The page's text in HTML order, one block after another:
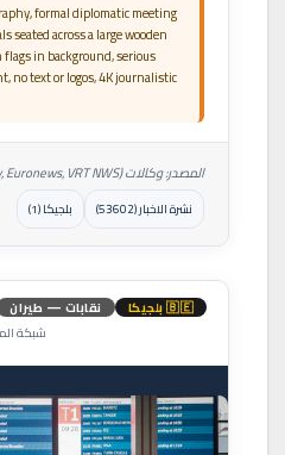
formal diplomatic meeting
seated across a large wooden
in background, serious
no text or logos, 4K journalistic
المصدر: وكالات (Belga News Agency, Euronews, VRT NWS)
نشرة الاخبار (53602) بلجيكا (1)
🇧🇪 بلجيكا نقابات — طيران
شبكة